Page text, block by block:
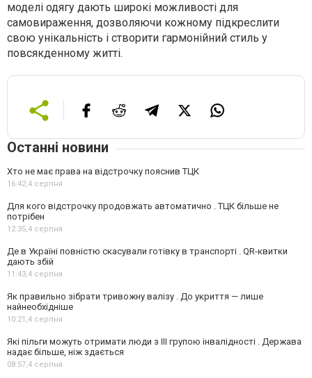
моделі одягу дають широкі можливості для
самовираження, дозволяючи кожному підкреслити
свою унікальність і створити гармонійний стиль у
повсякденному житті.
Останні новини
Хто не має права на відстрочку пояснив ТЦК
16:42,4 серпня
Для кого відстрочку продовжать автоматично . ТЦК більше не
потрібен
12:35,4 серпня
Де в Україні повністю скасували готівку в транспорті . QR-квитки
дають збій
11:43,4 серпня
Як правильно зібрати тривожну валізу . До укриття — лише
найнеобхідніше
10:21,4 серпня
Які пільги можуть отримати люди з III групою інвалідності . Держава
надає більше, ніж здається
08:57,4 серпня